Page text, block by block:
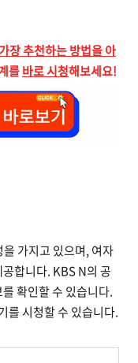
가장 추천하는 방법을 아
를바로 시청해보세요!
가지고 있으며, 여자
합니다. KBS N의 공
확인할 수 있습니다.
를 시청할 수 있습니다.